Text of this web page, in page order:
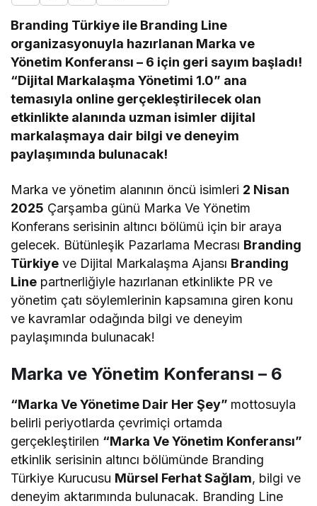
Branding Türkiye ile Branding Line
organizasyonuyla hazırlanan Marka ve
Yönetim Konferansı – 6 için geri sayım başladı!
“Dijital Markalaşma Yönetimi 1.0” ana
temasıyla online gerçekleştirilecek olan
etkinlikte alanında uzman isimler dijital
markalaşmaya dair bilgi ve deneyim
paylaşımında bulunacak!
Marka ve yönetim alanının öncü isimleri 2 Nisan
2025 Çarşamba günü Marka Ve Yönetim
Konferans serisinin altıncı bölümü için bir araya
gelecek. Bütünleşik Pazarlama Mecrası Branding
Türkiye ve Dijital Markalaşma Ajansı Branding
Line partnerliğiyle hazırlanan etkinlikte PR ve
yönetim çatı söylemlerinin kapsamına giren konu
ve kavramlar odağında bilgi ve deneyim
paylaşımında bulunacak!
Marka ve Yönetim Konferansı – 6
“Marka Ve Yönetime Dair Her Şey” mottosuyla
belirli periyotlarda çevrimiçi ortamda
gerçekleştirilen “Marka Ve Yönetim Konferansı”
etkinlik serisinin altıncı bölümünde Branding
Türkiye Kurucusu Mürsel Ferhat Sağlam, bilgi ve
deneyim aktarımında bulunacak. Branding Line